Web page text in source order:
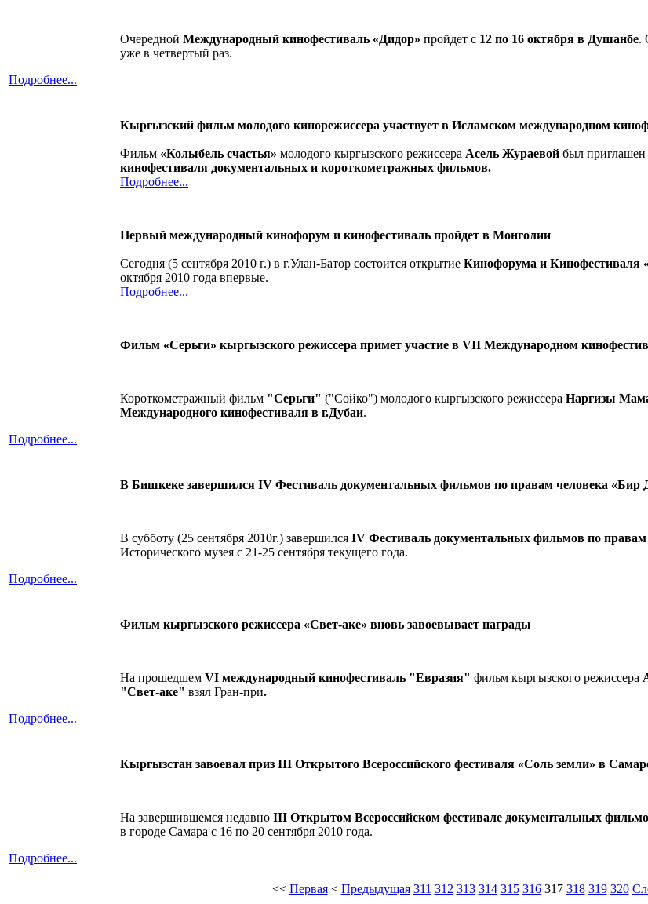
Очередной Международный кинофестиваль «Дидор» пройдет с 12 по 16 октября в Душанбе.
уже в четвертый раз.
Подробнее...
Кыргызский фильм молодого кинорежиссера участвует в Исламском международном
Фильм «Колыбель счастья» молодого кыргызского режиссера Асель Жураевой был
кинофестиваля документальных и короткометражных фильмов.
Подробнее...
Первый международный кинофорум и кинофестиваль пройдет в Монголии
Сегодня (5 сентября 2010 г.) в г.Улан-Батор состоится открытие Кинофорума и Кинофестиваля
октября 2010 года впервые.
Подробнее...
Фильм «Серьги» кыргызского режиссера примет участие в VII Международном
Короткометражный фильм "Серьги" ("Сойко") молодого кыргызского режиссера Наргизы
Международного кинофестиваля в г.Дубаи.
Подробнее...
В Бишкеке завершился IV Фестиваль документальных фильмов по правам человека «Бир
В субботу (25 сентября 2010г.) завершился IV Фестиваль документальных фильмов по
Исторического музея с 21-25 сентября текущего года.
Подробнее...
Фильм кыргызского режиссера «Свет-аке» вновь завоевывает награды
На прошедшем VI международный кинофестиваль "Евразия" фильм кыргызского режиссера
"Свет-аке" взял Гран-при.
Подробнее...
Кыргызстан завоевал приз III Открытого Всероссийского фестиваля «Соль земли» в
На завершившемся недавно III Открытом Всероссийском фестивале документальных
в городе Самара с 16 по 20 сентября 2010 года.
Подробнее...
<< Первая< Предыдущая 311 312 313 314 315 316 317 318 319 320